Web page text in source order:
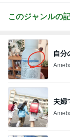
このジャンルの
自分
夫婦